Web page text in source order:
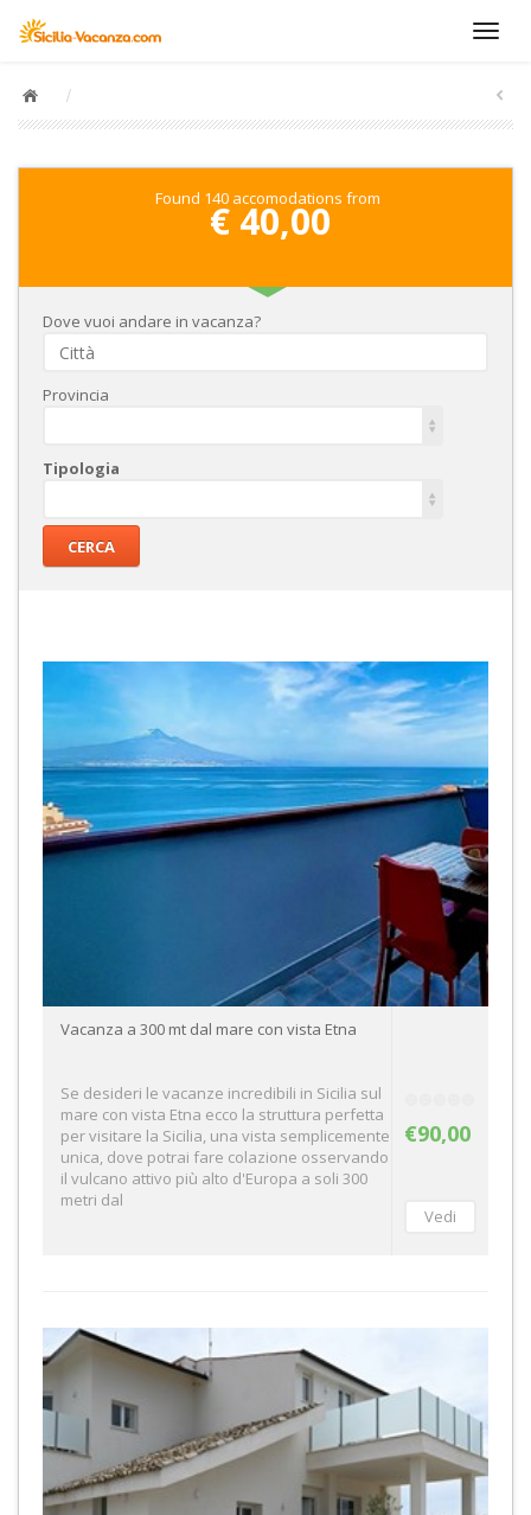
/
Found 140 accomodations from
€ 40,00
Dove vuoi andare in vacanza?
Provincia
Tipologia
€90,00
Vacanza a 300 mt dal mare con vista Etna
Se desideri le vacanze incredibili in Sicilia sul
mare con vista Etna ecco la struttura perfetta
per visitare la Sicilia, una vista semplicemente
unica, dove potrai fare colazione osservando
il vulcano attivo più alto d'Europa a soli 300
metri dal